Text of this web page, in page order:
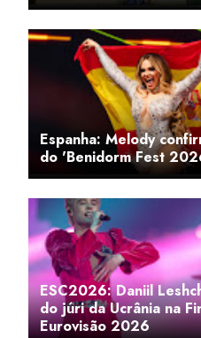
Espanha: Melody
do 'Benidorm Fest
ESC2026: Daniil
do júri da Ucrânia na
Eurovisão 2026